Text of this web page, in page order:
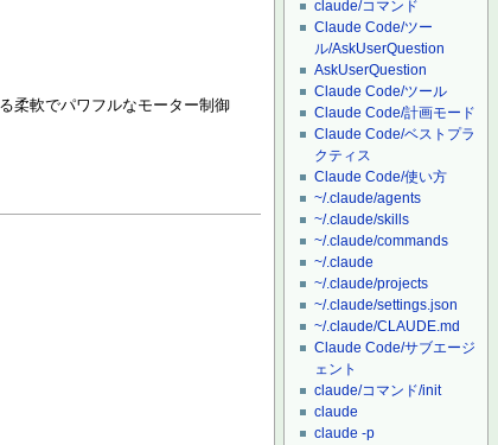
柔軟でパワフルなモーター制御
claude/コマンド
Claude Code/ツー
ル/AskUserQuestion
AskUserQuestion
Claude Code/ツール
Claude Code/計画モード
Claude Code/ベストプラ
クティス
Claude Code/使い方
~/.claude/agents
~/.claude/skills
~/.claude/commands
~/.claude
~/.claude/projects
~/.claude/settings.json
~/.claude/CLAUDE.md
Claude Code/サブエージ
ェント
claude/コマンド/init
claude
claude -p